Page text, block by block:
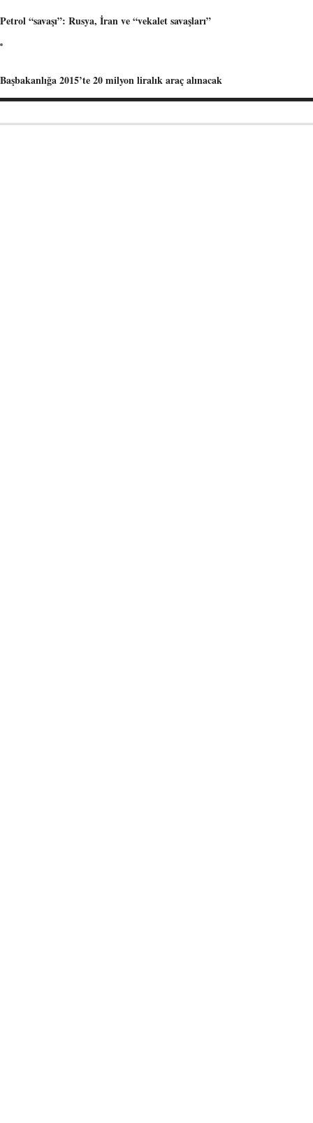
Petrol “savaşı”: Rusya, İran ve “vekalet savaşları”
Başbakanlığa 2015’te 20 milyon liralık araç alınacak